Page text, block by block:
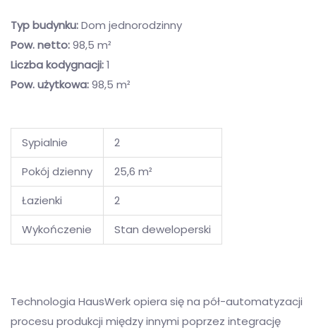
Typ budynku:Dom jednorodzinny
Pow. netto:98,5 m²
Liczba kodygnacji:1
Pow. użytkowa:98,5 m²
Sypialnie
2
Pokój dzienny
25,6 m²
Łazienki
2
Wykończenie
Stan deweloperski
Technologia HausWerk opiera się na pół-automatyzacji
procesu produkcji między innymi poprzez integrację